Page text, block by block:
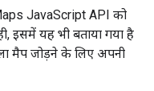
JavaScript API को
इसमें यह भी बताया गया है
मैप जोड़ने के लिए अपनी